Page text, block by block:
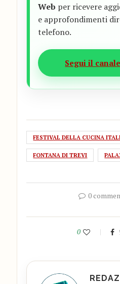
Web per ricevere
e approfondimenti
telefono.
Segui il
FESTIVAL DELLA CUCINA
FONTANA DI TREVI
0
0